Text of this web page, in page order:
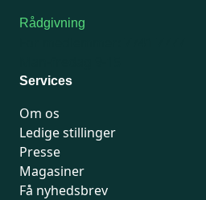
Rådgivning
Services
Om os
Ledige stillinger
Presse
Magasiner
Få nyhedsbrev